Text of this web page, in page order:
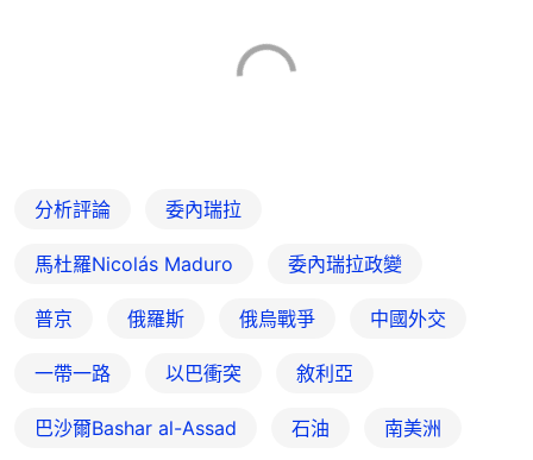
分析評論 委內瑞拉
馬杜羅Nicolás Maduro 委內瑞拉政變
普京 俄羅斯 俄烏戰爭 中國外交
一帶一路 以巴衝突 敘利亞
巴沙爾Bashar al-Assad 石油 南美洲